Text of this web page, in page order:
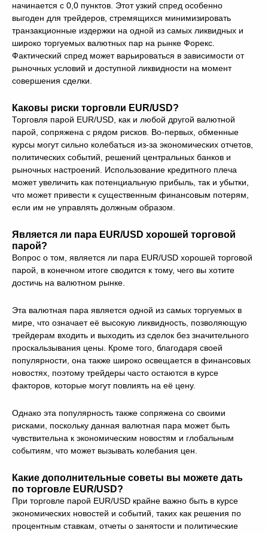
начинается с 0,0 пунктов. Этот узкий спред особенно
выгоден для трейдеров, стремящихся минимизировать
транзакционные издержки на одной из самых ликвидных и
широко торгуемых валютных пар на рынке Форекс.
Фактический спред может варьироваться в зависимости от
рыночных условий и доступной ликвидности на момент
совершения сделки.
Каковы риски торговли EUR/USD?
Торговля парой EUR/USD, как и любой другой валютной
парой, сопряжена с рядом рисков. Во-первых, обменные
курсы могут сильно колебаться из-за экономических отчетов,
политических событий, решений центральных банков и
рыночных настроений. Использование кредитного плеча
может увеличить как потенциальную прибыль, так и убытки,
что может привести к существенным финансовым потерям,
если им не управлять должным образом.
Является ли пара EUR/USD хорошей торговой
парой?
Вопрос о том, является ли пара EUR/USD хорошей торговой
парой, в конечном итоге сводится к тому, чего вы хотите
достичь на валютном рынке.
Эта валютная пара является одной из самых торгуемых в
мире, что означает её высокую ликвидность, позволяющую
трейдерам входить и выходить из сделок без значительного
проскальзывания цены. Кроме того, благодаря своей
популярности, она также широко освещается в финансовых
новостях, поэтому трейдеры часто остаются в курсе
факторов, которые могут повлиять на её цену.
Однако эта популярность также сопряжена со своими
рисками, поскольку данная валютная пара может быть
чувствительна к экономическим новостям и глобальным
событиям, что может вызывать колебания цен.
Какие дополнительные советы вы можете дать
по торговле EUR/USD?
При торговле парой EUR/USD крайне важно быть в курсе
экономических новостей и событий, таких как решения по
процентным ставкам, отчеты о занятости и политические